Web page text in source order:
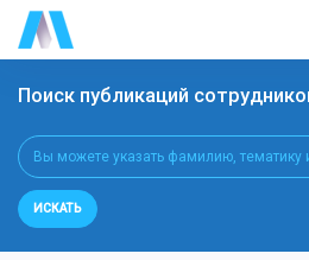
Поиск публикаций
ИСКАТЬ